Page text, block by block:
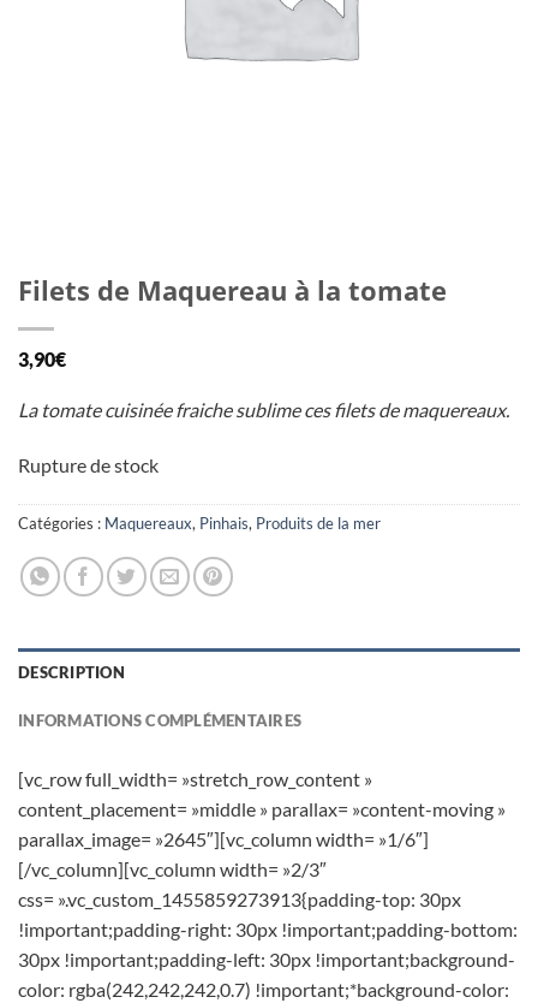
Filets de Maquereau à la tomate
3,90€
La tomate cuisinée fraiche sublime ces filets de maquereaux.
Rupture de stock
Catégories : Maquereaux, Pinhais, Produits de la mer
DESCRIPTION
INFORMATIONS COMPLÉMENTAIRES
[vc_row full_width= »stretch_row_content »
content_placement= »middle » parallax= »content-moving »
parallax_image= »2645″][vc_column width= »1/6″]
[/vc_column][vc_column width= »2/3″
css= ».vc_custom_1455859273913{padding-top: 30px
!important;padding-right: 30px !important;padding-bottom:
30px !important;padding-left: 30px !important;background-
color: rgba(242,242,242,0.7) !important;*background-color: